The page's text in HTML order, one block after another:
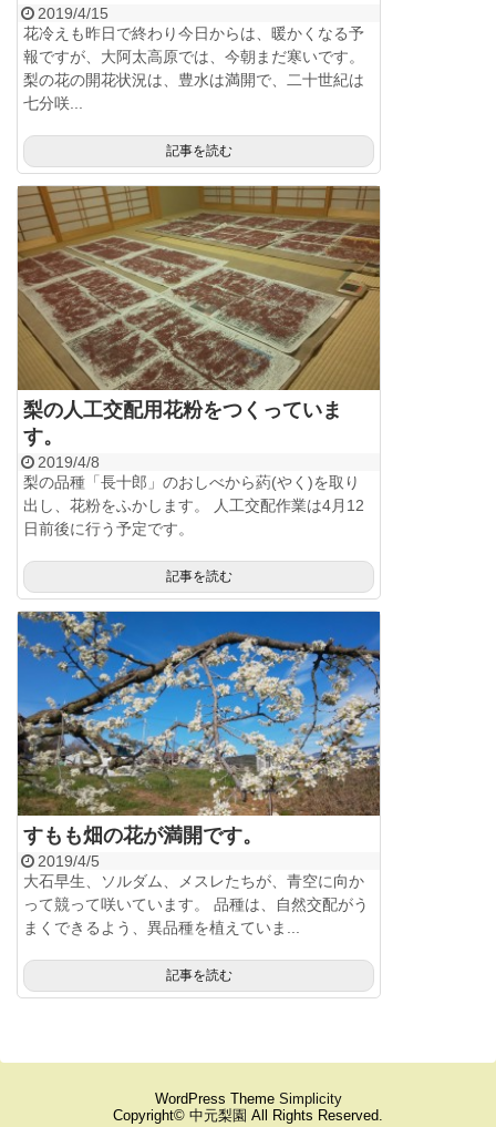
2019/4/15
花冷えも昨日で終わり今日からは、暖かくなる予
報ですが、大阿太高原では、今朝まだ寒いです。
梨の花の開花状況は、豊水は満開で、二十世紀は
七分咲...
記事を読む
梨の人工交配用花粉をつくっていま
す。
2019/4/8
梨の品種「長十郎」のおしべから葯(やく)を取り
出し、花粉をふかします。 人工交配作業は4月12
日前後に行う予定です。
記事を読む
すもも畑の花が満開です。
2019/4/5
大石早生、ソルダム、メスレたちが、青空に向か
って競って咲いています。 品種は、自然交配がう
まくできるよう、異品種を植えていま...
記事を読む
WordPress Theme Simplicity
Copyright© 中元梨園 All Rights Reserved.